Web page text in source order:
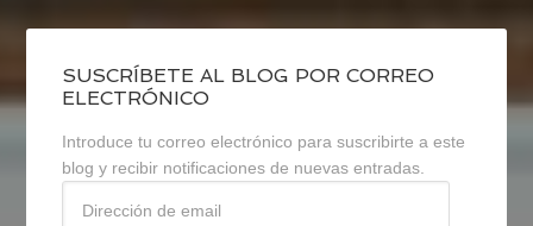
SUSCRÍBETE AL BLOG POR CORREO
ELECTRÓNICO
Introduce tu correo electrónico para suscribirte a este
blog y recibir notificaciones de nuevas entradas.